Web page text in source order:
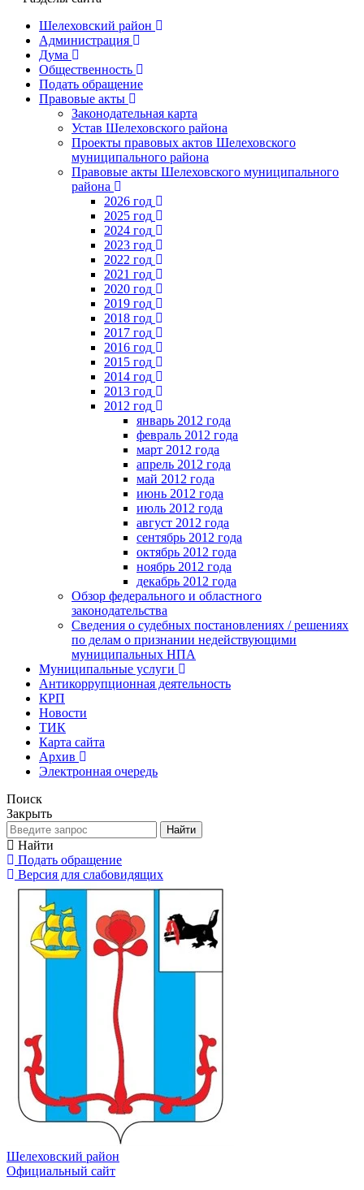
Шелеховский район
Администрация
Дума
Общественность
Подать обращение
Правовые акты
Законодательная карта
Устав Шелеховского района
Проекты правовых актов Шелеховского
муниципального района
Правовые акты Шелеховского муниципального
района
2026 год
2025 год
2024 год
2023 год
2022 год
2021 год
2020 год
2019 год
2018 год
2017 год
2016 год
2015 год
2014 год
2013 год
2012 год
январь 2012 года
февраль 2012 года
март 2012 года
апрель 2012 года
май 2012 года
июнь 2012 года
июль 2012 года
август 2012 года
сентябрь 2012 года
октябрь 2012 года
ноябрь 2012 года
декабрь 2012 года
Обзор федерального и областного
законодательства
Сведения о судебных постановлениях / решениях
по делам о признании недействующими
муниципальных НПА
Муниципальные услуги
Антикоррупционная деятельность
КРП
Новости
ТИК
Карта сайта
Архив
Электронная очередь
Поиск
Закрыть
Найти
Найти
Подать обращение
Версия для слабовидящих
Шелеховский район
Официальный сайт